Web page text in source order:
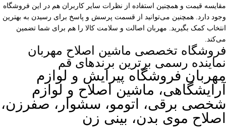
مقایسه قیمت و همچنین استفاده از نظرات سایر کاربران هم در این فروشگاه
وجود دارد. همچنین می‌توانید از قسمت پرسش و پاسخ برای رسیدن به بهترین
انتخاب کمک بگیرید. مهربان اصالت و سلامت کالا را هم برای شما تضمین
می‌کند.
فروشگاه تخصصی ماشین اصلاح مهربان
نماینده رسمی برترین برندهای قم
مهربان فروشگاه پیرایش و لوازم
آرایشگاهی، ماشین اصلاح و لوازم
شخصی برقی، اتومو، سشوار، صفرزن،
اصلاح موی بدن، بینی زن